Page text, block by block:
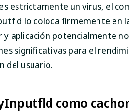
estrictamente un virus, el
lo coloca firmemente en
y aplicación potencialmente
significativas para el
del usuario.
como